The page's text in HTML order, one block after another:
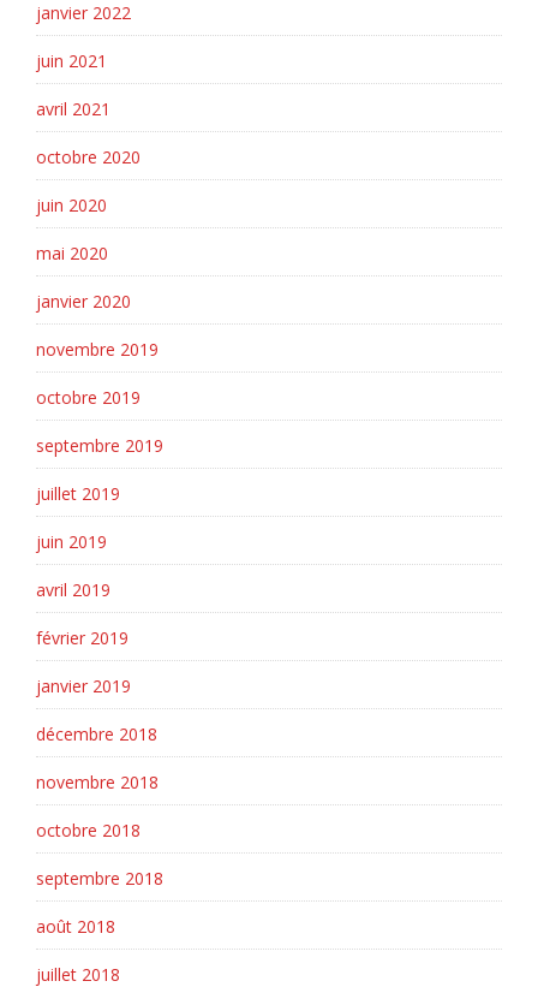
janvier 2022
juin 2021
avril 2021
octobre 2020
juin 2020
mai 2020
janvier 2020
novembre 2019
octobre 2019
septembre 2019
juillet 2019
juin 2019
avril 2019
février 2019
janvier 2019
décembre 2018
novembre 2018
octobre 2018
septembre 2018
août 2018
juillet 2018